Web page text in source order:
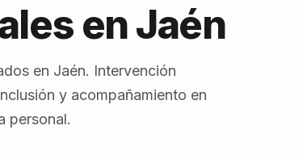
en Jaén
en Jaén. Intervención
y acompañamiento en
personal.